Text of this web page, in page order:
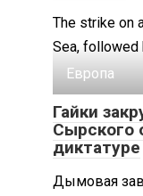
The strike on
Sea, followed
Европа
Гайки
Сырского
диктатуре
Дымовая